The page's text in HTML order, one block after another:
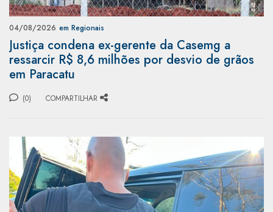
04/08/2026 em Regionais
Justiça condena ex-gerente da Casemg a
ressarcir R$ 8,6 milhões por desvio de grãos
em Paracatu
(0) COMPARTILHAR